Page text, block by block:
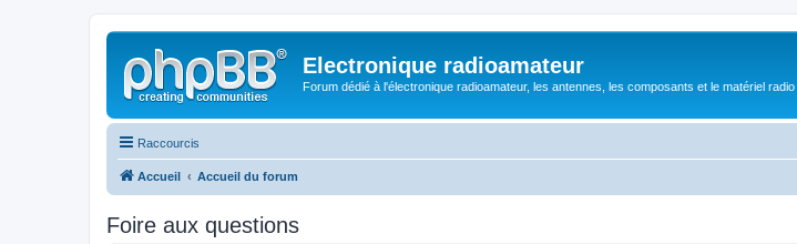
Electronique radioamateur
Forum dédié à l'électronique radioamateur, les antennes, les composants et le matériel radio
Raccourcis
Accueil Accueil du forum
Foire aux questions